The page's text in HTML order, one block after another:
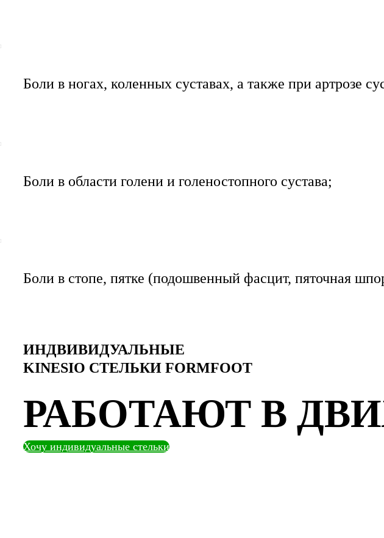
Боли в ногах, коленных суставах, а также при артрозе
Боли в области голени и голеностопного сустава;
Боли в стопе, пятке (подошвенный фасцит, пяточная
ИНДВИВИДУАЛЬНЫЕ
KINESIO СТЕЛЬКИ FORMFOOT
РАБОТАЮТ В
Хочу индивидуальные стельки